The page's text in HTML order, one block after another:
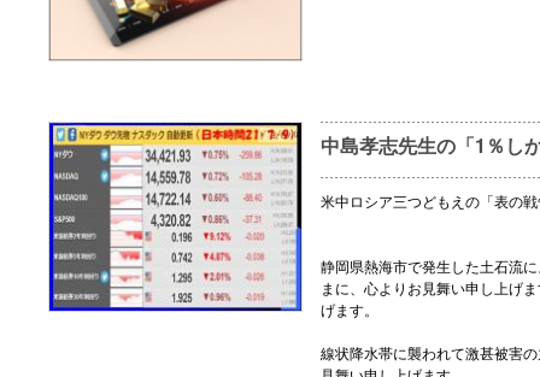
中島孝志先生の「1％し
米中ロシア三つどもえの「表の
静岡県熱海市で発生した土石流
まに、心よりお見舞い申し上げ
げます。
線状降水帯に襲われて激甚被害